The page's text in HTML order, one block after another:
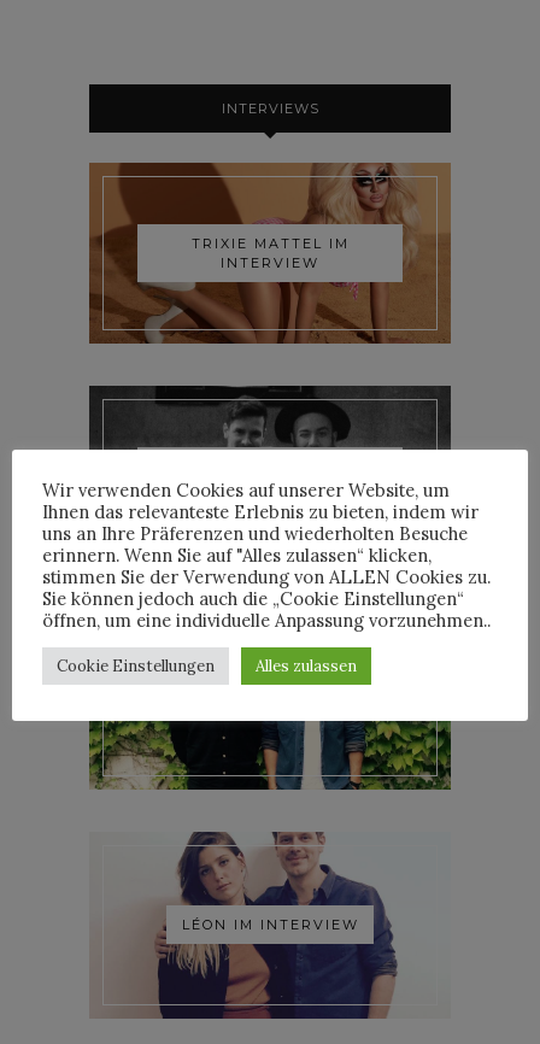
INTERVIEWS
TRIXIE MATTEL IM
INTERVIEW
WOODKID IM INTERVIEW
LÉON IM INTERVIEW
Wir verwenden Cookies auf unserer Website, um
Ihnen das relevanteste Erlebnis zu bieten, indem wir
uns an Ihre Präferenzen und wiederholten Besuche
erinnern. Wenn Sie auf "Alles zulassen“ klicken,
stimmen Sie der Verwendung von ALLEN Cookies zu.
Sie können jedoch auch die „Cookie Einstellungen“
öffnen, um eine individuelle Anpassung vorzunehmen..
Cookie Einstellungen Alles zulassen